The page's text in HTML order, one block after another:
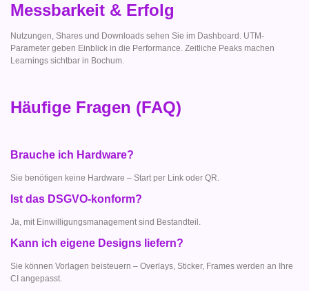
Messbarkeit & Erfolg
Nutzungen, Shares und Downloads sehen Sie im Dashboard. UTM-
Parameter geben Einblick in die Performance. Zeitliche Peaks machen
Learnings sichtbar in Bochum.
Häufige Fragen (FAQ)
Brauche ich Hardware?
Sie benötigen keine Hardware – Start per Link oder QR.
Ist das DSGVO-konform?
Ja, mit Einwilligungsmanagement sind Bestandteil.
Kann ich eigene Designs liefern?
Sie können Vorlagen beisteuern – Overlays, Sticker, Frames werden an Ihre
CI angepasst.